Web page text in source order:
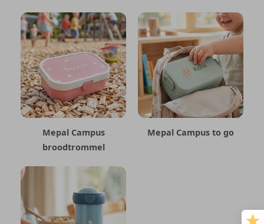
Mepal Campus
broodtrommel
Mepal Campus to go